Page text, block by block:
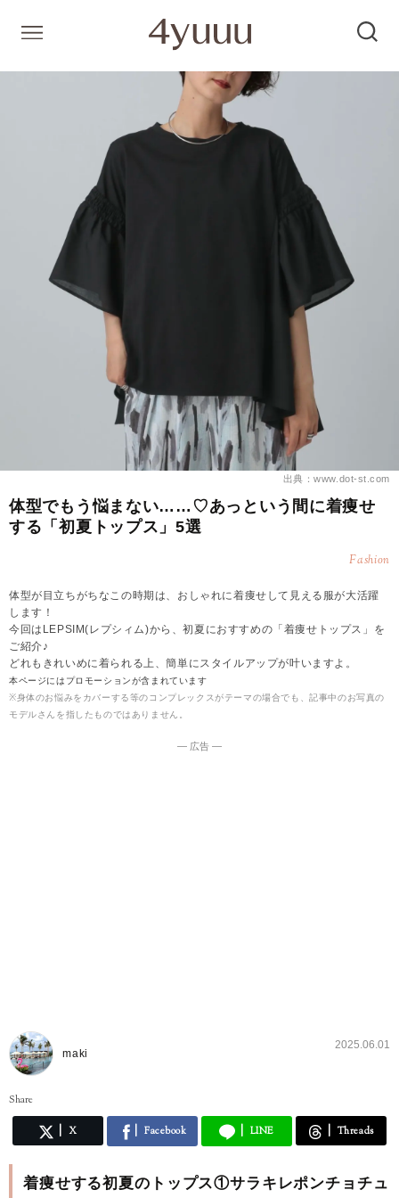
出典：www.dot-st.com
体型でもう悩まない……♡あっという間に着痩せ
する「初夏トップス」5選
Fashion
体型が目立ちがちなこの時期は、おしゃれに着痩せして見える服が大活躍
します！
今回はLEPSIM(レプシィム)から、初夏におすすめの「着痩せトップス」を
ご紹介♪
どれもきれいめに着られる上、簡単にスタイルアップが叶いますよ。
本ページにはプロモーションが含まれています
※身体のお悩みをカバーする等のコンプレックスがテーマの場合でも、記事中のお写真の
モデルさんを指したものではありません。
― 広告 ―
maki
2025.06.01
Share
X Facebook LINE Threads
着痩せする初夏のトップス①サラキレポンチョチュ